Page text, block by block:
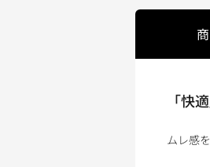
「快
ムレ感